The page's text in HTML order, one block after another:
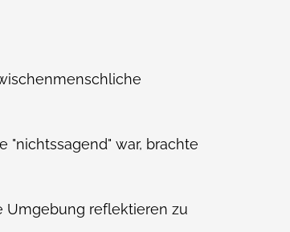
"nichtssagend" war, brachte
Umgebung reflektieren zu